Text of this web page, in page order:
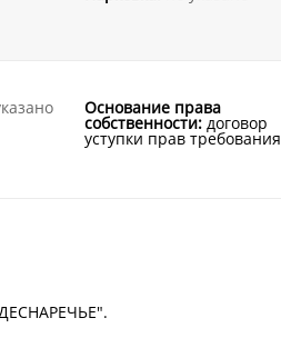
Основание права
собственности:договор
уступки прав требования